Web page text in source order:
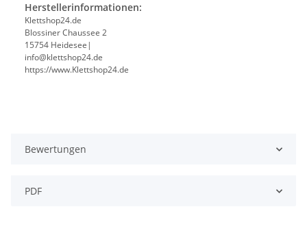
Herstellerinformationen:
Klettshop24.de
Blossiner Chaussee 2
15754 Heidesee|
info@klettshop24.de
https://www.Klettshop24.de
Bewertungen
PDF